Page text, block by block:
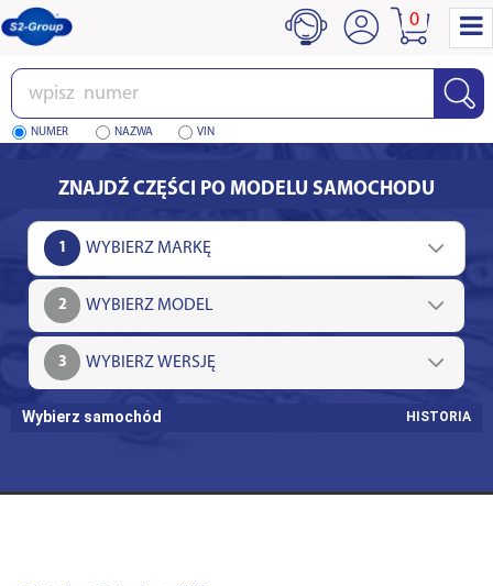
Wpisz
numer
NUMER NAZWA VIN
0
ZNAJDŹ CZĘŚCI PO MODELU SAMOCHODU
1
2
3
Wybierz samochód HISTORIA